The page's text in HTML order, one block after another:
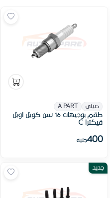
صينى A PART
طقم بوجيهات 16 سن كويل اوبل
فيكترا C
400جنيه
جديد